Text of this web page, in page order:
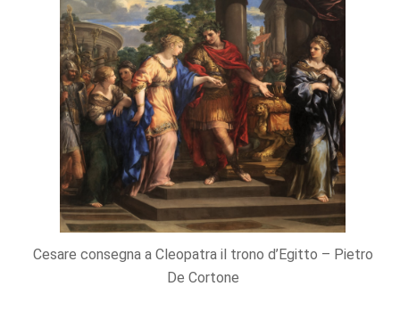
Cesare consegna a Cleopatra il trono d’Egitto – Pietro
De Cortone